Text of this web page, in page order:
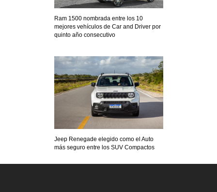
Ram 1500 nombrada entre los 10
mejores vehículos de Car and Driver por
quinto año consecutivo
Jeep Renegade elegido como el Auto
más seguro entre los SUV Compactos